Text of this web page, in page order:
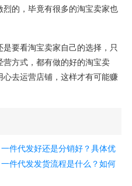
的，毕竟有很多的淘宝卖家也
要看淘宝卖家自己的选择，只
方式，都有做的好的淘宝卖
去运营店铺，这样才有可能赚
一件代发好还是分销好？具体优
缺点分析
一件代发发货流程是什么？如何